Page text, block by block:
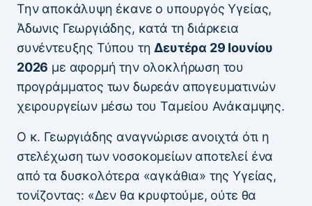
Την αποκάλυψη έκανε ο υπουργός Υγείας,
Άδωνις Γεωργιάδης, κατά τη διάρκεια
συνέντευξης Τύπου τη Δευτέρα 29 Ιουνίου
2026 με αφορμή την ολοκλήρωση του
προγράμματος των δωρεάν απογευματινών
χειρουργείων μέσω του Ταμείου Ανάκαμψης.
Ο κ. Γεωργιάδης αναγνώρισε ανοιχτά ότι η
στελέχωση των νοσοκομείων αποτελεί ένα
από τα δυσκολότερα «αγκάθια» της Υγείας,
τονίζοντας: «Δεν θα κρυφτούμε, ούτε θα